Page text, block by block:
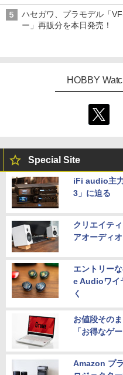
子どもが楽しめるかっぱ
追求
ハセガワ、プラモデル「
ー」再販分を本日発売！
HOBBY
Special Site
iFi audio主
3」に迫る
クリエイテ
アオーディ
エントリー
e Audioワイ
く
お値段その
「お得なゲ
Amazon プ